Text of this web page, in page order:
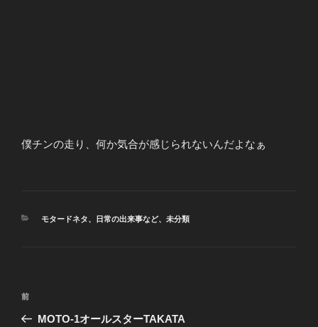
僕チンの走り、何か気合が感じられないんだよなぁ
カ
モタードネタ、 日常の出来事など、 未分類
投
前
の
前
MOTO-1オールスターTAKATA